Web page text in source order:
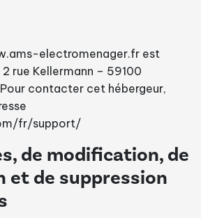
electromenager.fr est
rue Kellermann – 59100
Pour contacter cet hébergeur,
fr/support/
de modification, de
de suppression